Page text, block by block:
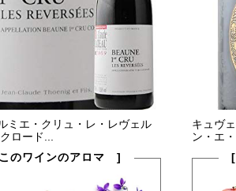
ミエ・クリュ・レ・レヴェル
ロード...
のワインのアロマ ]
キュヴ
ン・エ